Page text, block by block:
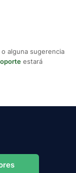
alguna sugerencia
estará